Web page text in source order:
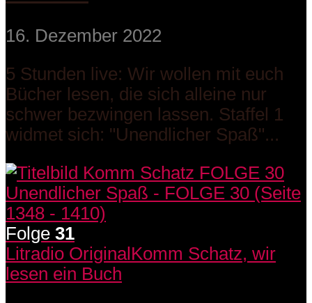
16. Dezember 2022
5 Stunden live: Wir wollen mit euch
Bücher lesen, die sich alleine nur
schwer bezwingen lassen. Staffel 1
widmet sich: "Unendlicher Spaß"...
Folge 31
Litradio OriginalKomm Schatz, wir
lesen ein Buch